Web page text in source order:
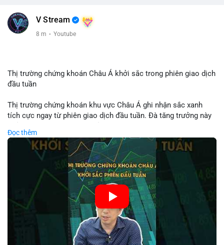
V Stream
8 m · Youtube
Thị trường chứng khoán Châu Á khởi sắc trong phiên giao dịch
đầu tuần
Thị trường chứng khoán khu vực Châu Á ghi nhận sắc xanh
tích cực ngay từ phiên giao dịch đầu tuần. Đà tăng trưởng này
kinh tế ổn định. Chỉ số KOSPI cùng nhiều mã cổ phiếu lớn dẫn
dắt đà hồi phục của toàn thị trường. Nhà đầu tư cần theo dõi
sát diễn biến dòng tiền để tận dụng cơ hội trong các phiên tới.
🎥 Xem video trực tiếp tại:
Nguồn: Tài chính & Kinh doanh
Đọc thêm